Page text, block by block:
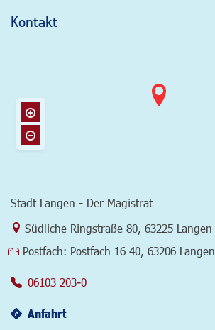
Kontakt
Stadt Langen - Der Magistrat
Link zur Google-Maps Navigation
Südliche Ringstraße 80, 63225 Langen
Postfach: Postfach 16 40, 63206 Langen
06103 203-0
Anfahrt